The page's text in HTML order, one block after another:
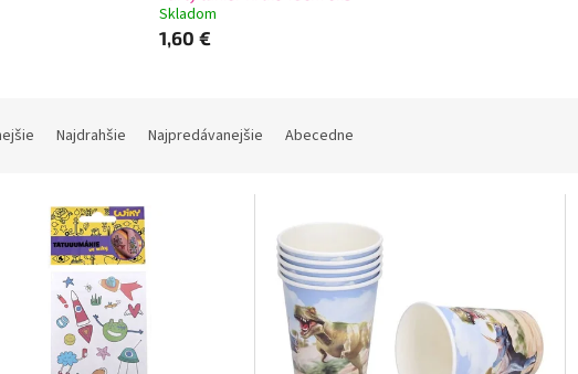
Skladom
1,60 €
Najdrahšie Najpredávanejšie Abecedne